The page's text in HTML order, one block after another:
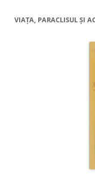
VIAŢA, PARACLISUL ŞI